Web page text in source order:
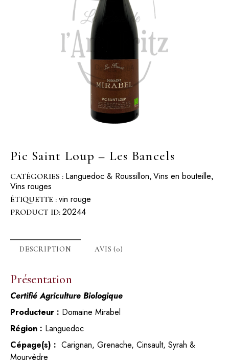
Pic Saint Loup – Les Bancels
CATÉGORIES : Languedoc & Roussillon, Vins en bouteille,
Vins rouges
ÉTIQUETTE : vin rouge
PRODUCT ID: 20244
DESCRIPTION AVIS (0)
Présentation
Certifié Agriculture Biologique
Producteur : Domaine Mirabel
Région : Languedoc
Cépage(s) : Carignan, Grenache, Cinsault, Syrah &
Mourvèdre